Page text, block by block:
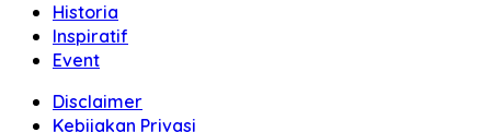
Historia
Inspiratif
Event
Disclaimer
Kebijakan Privasi